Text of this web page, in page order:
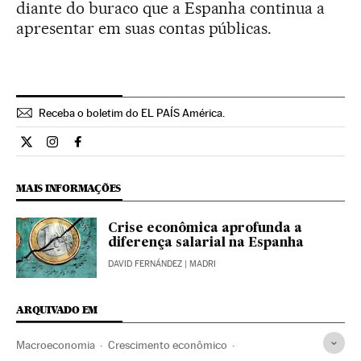
diante do buraco que a Espanha continua a
apresentar em suas contas públicas.
Receba o boletim do EL PAÍS América.
Economia El País Brasil en Twitter
Economia El País Brasil en Instagram
Economia El País Brasil en Facebook
MAIS INFORMAÇÕES
Crise econômica aprofunda a
diferença salarial na Espanha
DAVID FERNÁNDEZ | MADRI
ARQUIVADO EM
Macroeconomia Crescimento econômico